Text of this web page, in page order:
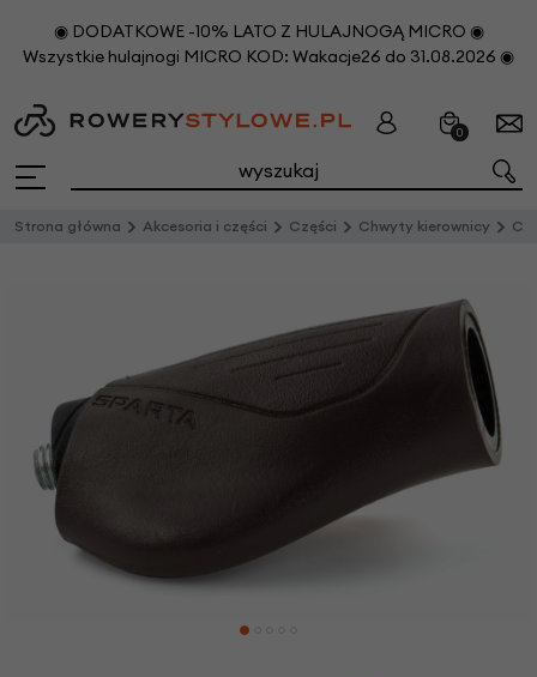
◉ DODATKOWE -10% LATO Z HULAJNOGĄ MICRO ◉
Wszystkie hulajnogi MICRO KOD: Wakacje26 do 31.08.2026 ◉
0
Strona główna Akcesoria i części Części Chwyty kierownicy